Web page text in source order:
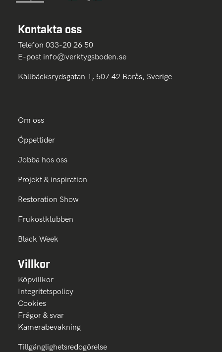
Kontakta oss
Telefon 033-20 26 50
E-post info@verktygsboden.se
Källbäcksrydsgatan 1, 507 42 Borås, Sverige
Om oss
Öppettider
Jobba hos oss
Projekt & inspiration
Restoration Show
Frukostklubben
Black Week
Villkor
Köpvillkor
Integritetspolicy
Cookies
Frågor & svar
Kamerabevakning
Tillgänglighetsredogörelse